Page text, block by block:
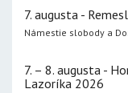
7. augusta -
Námestie slobody a
7. – 8. augusta -
Lazoríka 2026